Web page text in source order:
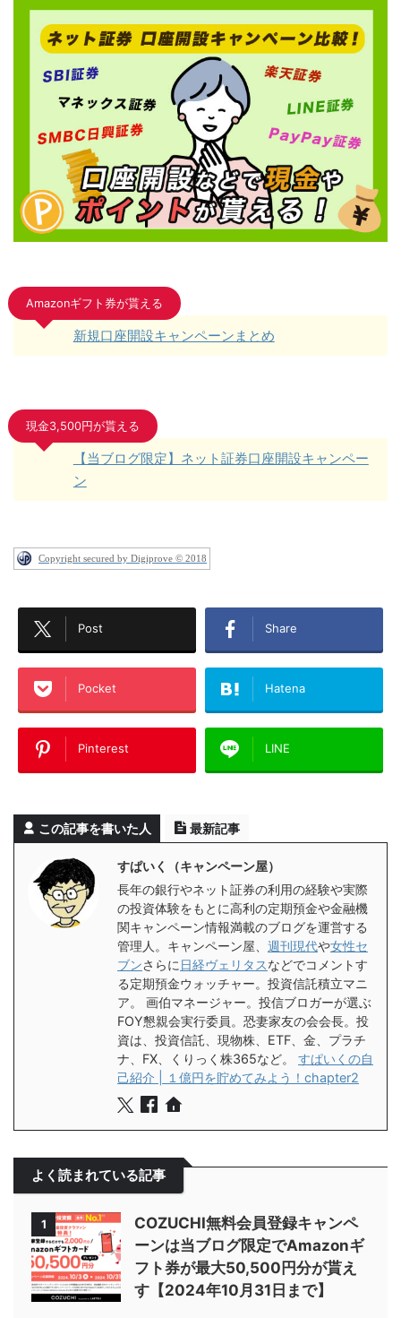
Amazonギフト券が貰える
新規口座開設キャンペーンまとめ
現金3,500円が貰える
【当ブログ限定】ネット証券口座開設キャンペー
ン
Copyright secured by Digiprove © 2018
Post Share
Pocket Hatena
Pinterest LINE
この記事を書いた人 最新記事
すぱいく（キャンペーン屋）
長年の銀行やネット証券の利用の経験や実際
の投資体験をもとに高利の定期預金や金融機
関キャンペーン情報満載のブログを運営する
管理人。キャンペーン屋、 週刊現代や女性セ
ブンさらに 日経ヴェリタスなどでコメントす
る定期預金ウォッチャー。投資信託積立マニ
ア。 画伯マネージャー。投信ブロガーが選ぶ
FOY懇親会実行委員。恐妻家友の会会長。投
資は、投資信託、現物株、ETF、金、プラチ
ナ、FX、くりっく株365など。 すぱいくの自
己紹介 | １億円を貯めてみよう！chapter2
よく読まれている記事
1
COZUCHI無料会員登録キャンペ
ーンは当ブログ限定でAmazonギ
フト券が最大50,500円分が貰え
す【2024年10月31日まで】